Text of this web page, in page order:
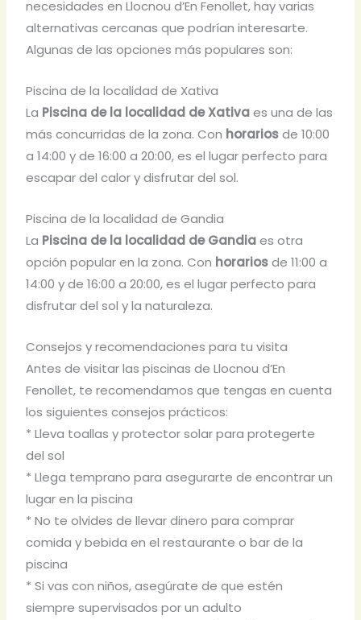
necesidades en Llocnou d’En Fenollet, hay varias
alternativas cercanas que podrían interesarte.
Algunas de las opciones más populares son:
Piscina de la localidad de Xativa
La Piscina de la localidad de Xativaes una de las
más concurridas de la zona. Con horariosde 10:00
a 14:00 y de 16:00 a 20:00, es el lugar perfecto para
escapar del calor y disfrutar del sol.
Piscina de la localidad de Gandia
La Piscina de la localidad de Gandiaes otra
opción popular en la zona. Con horariosde 11:00 a
14:00 y de 16:00 a 20:00, es el lugar perfecto para
disfrutar del sol y la naturaleza.
Consejos y recomendaciones para tu visita
Antes de visitar las piscinas de Llocnou d’En
Fenollet, te recomendamos que tengas en cuenta
los siguientes consejos prácticos:
* Lleva toallas y protector solar para protegerte
del sol
* Llega temprano para asegurarte de encontrar un
lugar en la piscina
* No te olvides de llevar dinero para comprar
comida y bebida en el restaurante o bar de la
piscina
* Si vas con niños, asegúrate de que estén
siempre supervisados por un adulto